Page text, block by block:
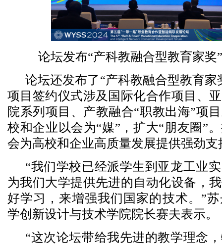
论坛发布“产科教融合型教育家奖
论坛还发布了“产科教融合型教育家
项目签约仪式涉及国际化合作项目、
院系列项目、产教融合“职教出海”项
校和企业以会为“媒”，扩大“朋友圈”
会为高校和企业高质量发展提供强劲支
“我们学校已经派学生到亚龙工业
为我们大学提供先进的自动化设备，
好学习，来增强我们国家的技术。”
学创新设计与技术学院院长赛夫表示。
“这次论坛带给我先进的教学理念